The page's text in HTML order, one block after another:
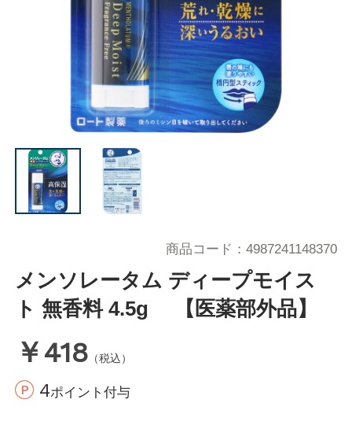
メンソレータム ディープモイス
ト 無香料 4.5g 【医薬部外品】
￥418 （税込）
4ポイント付与
商品コード 4987241148370